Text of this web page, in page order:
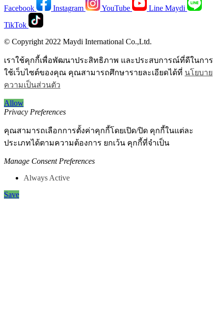
Facebook Instagram YouTube
Line Maydi
TikTok
© Copyright 2022 Maydi International Co.,Ltd.
เราใช้คุกกี้เพื่อพัฒนาประสิทธิภาพ และประสบการณ์ที่ดีในการ
ใช้เว็บไซต์ของคุณ คุณสามารถศึกษารายละเอียดได้ที่ นโยบาย
ความเป็นส่วนตัว
Allow
Privacy Preferences
คุณสามารถเลือกการตั้งค่าคุกกี้โดยเปิด/ปิด คุกกี้ในแต่ละ
ประเภทได้ตามความต้องการ ยกเว้น คุกกี้ที่จำเป็น
Manage Consent Preferences
Always Active
Save